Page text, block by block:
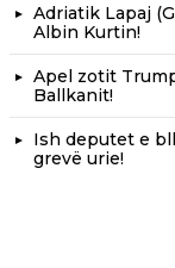
Adriatik Lapaj
Albin Kurtin!
Apel zotit
Ballkanit!
Ish deputet e
grevë urie!